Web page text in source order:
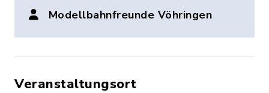
Modellbahnfreunde Vöhringen
Veranstaltungsort